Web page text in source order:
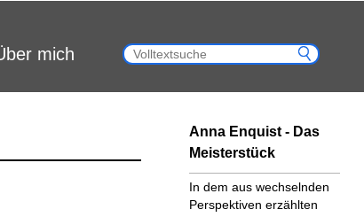
mich
Anna Enquist - Das
Meisterstück
In dem aus wechselnden
Perspektiven erzählten